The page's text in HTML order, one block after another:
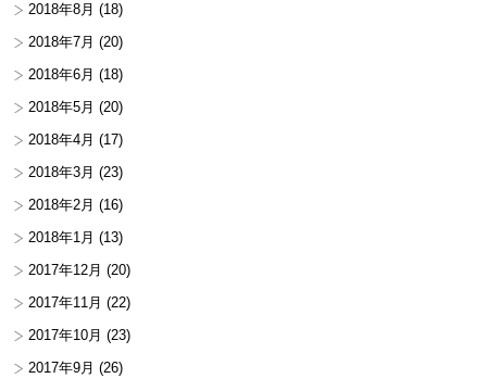
2018年8月 (18)
2018年7月 (20)
2018年6月 (18)
2018年5月 (20)
2018年4月 (17)
2018年3月 (23)
2018年2月 (16)
2018年1月 (13)
2017年12月 (20)
2017年11月 (22)
2017年10月 (23)
2017年9月 (26)